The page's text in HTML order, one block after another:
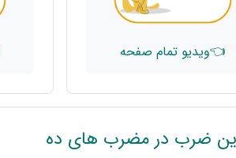
👈ویدیو تمام صفحه
ضرب در مضرب های ده